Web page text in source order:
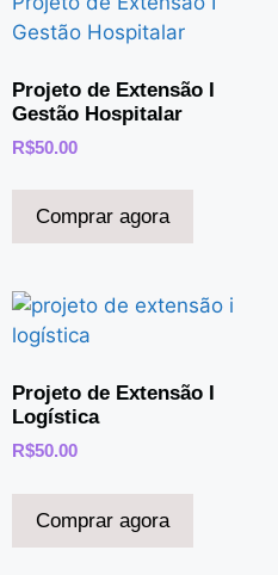
Projeto de Extensão I
Gestão Hospitalar
R$50.00
Comprar agora
Projeto de Extensão I
Logística
R$50.00
Comprar agora